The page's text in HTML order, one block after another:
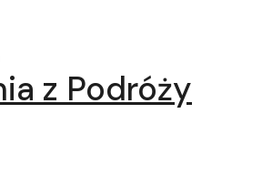
z Podróży